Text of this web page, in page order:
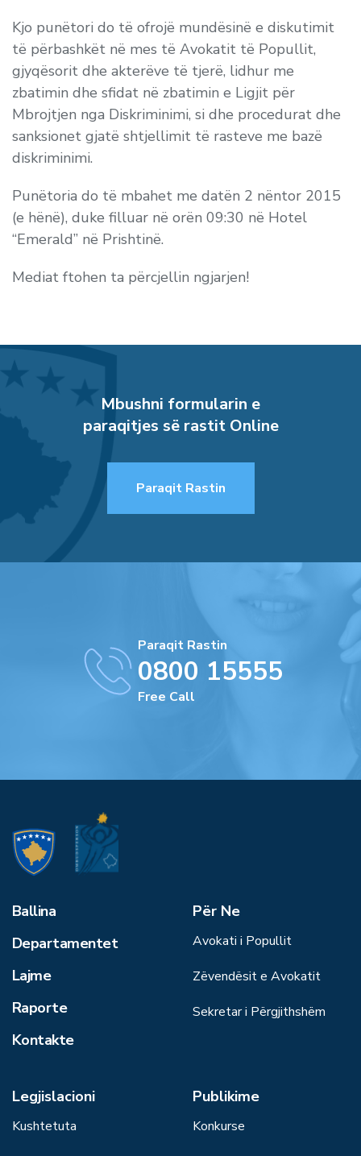
Kjo punëtori do të ofrojë mundësinë e diskutimit
të përbashkët në mes të Avokatit të Popullit,
gjyqësorit dhe akterëve të tjerë, lidhur me
zbatimin dhe sfidat në zbatimin e Ligjit për
Mbrojtjen nga Diskriminimi, si dhe procedurat dhe
sanksionet gjatë shtjellimit të rasteve me bazë
diskriminimi.
Punëtoria do të mbahet me datën 2 nëntor 2015
(e hënë), duke filluar në orën 09:30 në Hotel
“Emerald” në Prishtinë.
Mediat ftohen ta përcjellin ngjarjen!
Mbushni formularin e
paraqitjes së rastit Online
Paraqit Rastin
Paraqit Rastin
0800 15555
Free Call
Ballina
Departamentet
Lajme
Raporte
Kontakte
Për Ne
Avokati i Popullit
Zëvendësit e Avokatit
Sekretar i Përgjithshëm
Legjislacioni
Kushtetuta
Publikime
Konkurse